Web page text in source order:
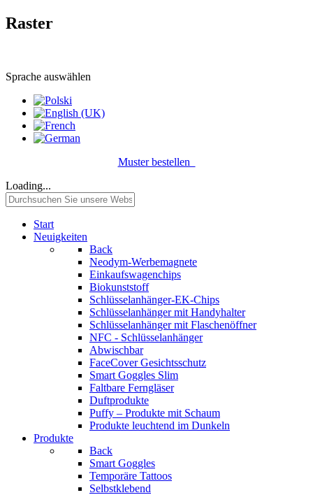
Raster
Sprache auswählen
Muster bestellen
Loading...
Start
Neuigkeiten
Back
Neodym-Werbemagnete
Einkaufswagenchips
Biokunststoff
Schlüsselanhänger-EK-Chips
Schlüsselanhänger mit Handyhalter
Schlüsselanhänger mit Flaschenöffner
NFC - Schlüsselanhänger
Abwischbar
FaceCover Gesichtsschutz
Smart Goggles Slim
Faltbare Ferngläser
Duftprodukte
Puffy – Produkte mit Schaum
Produkte leuchtend im Dunkeln
Produkte
Back
Smart Goggles
Temporäre Tattoos
Selbstklebend